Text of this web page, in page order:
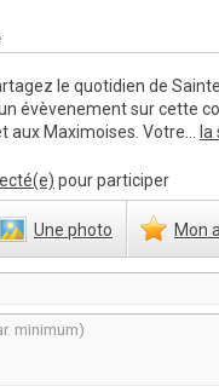
le quotidien de
évèvenement sur cette
Maximoises. Votre...
la
pour participer
Une photo Mon